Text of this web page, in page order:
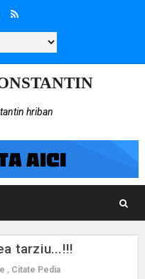
hriban
tarziu...!!!
, Citate Pedia